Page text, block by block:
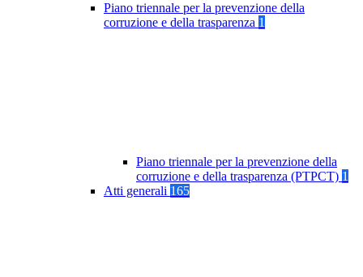
Piano triennale per la prevenzione della
corruzione e della trasparenza 1
Piano triennale per la prevenzione della
corruzione e della trasparenza (PTPCT) 1
Atti generali 165